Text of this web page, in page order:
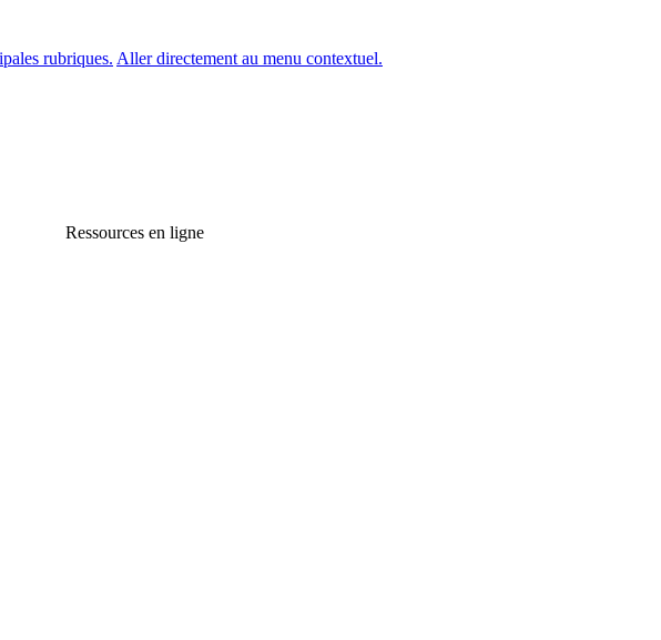
rubriques. Aller directement au menu contextuel.
Ressources en ligne